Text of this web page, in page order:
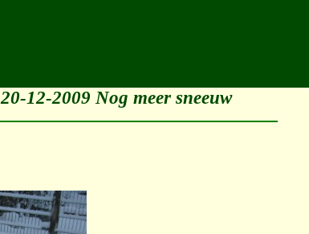
20-12-2009 Nog meer sneeuw